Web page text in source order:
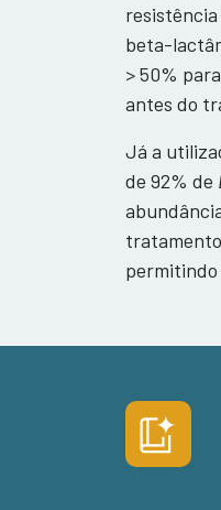
beta-
> 50%
antes do
Já a
de 92% de
permitindo